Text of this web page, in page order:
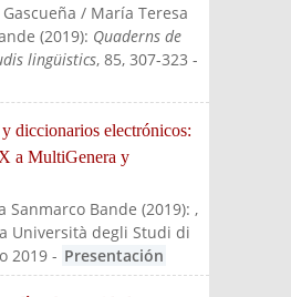
/ María Teresa
(2019): Quaderns de
lingüistics, 85, 307-323 -
diccionarios electrónicos:
a MultiGenera y
Sanmarco Bande (2019):,
Università degli Studi di
2019 - Presentación